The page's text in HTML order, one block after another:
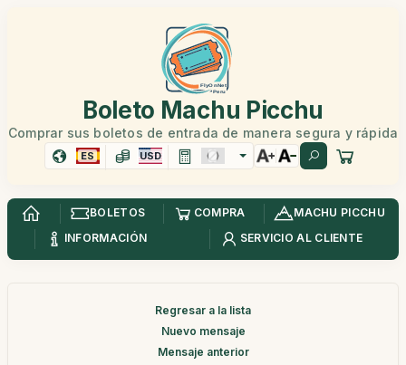
Boleto Machu Picchu
Comprar sus boletos de entrada de manera segura y rápida
ES USD
BOLETOS COMPRA
MACHU PICCHU
INFORMACIÓN
SERVICIO AL CLIENTE
Regresar a la lista
Nuevo mensaje
Mensaje anterior